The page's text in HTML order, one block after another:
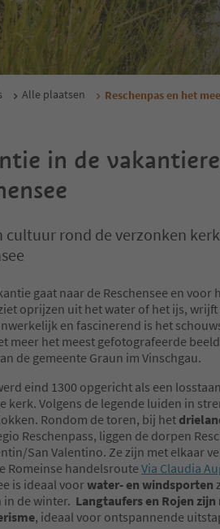
Alle plaatsen Reschenpas en het
in de
cultuur rond de verzonken
gaat naar de Reschensee en voor
oprijzen uit het water of het ijs,
en fascinerend is het
meer het meest gefotografeerde
de gemeente Graun im Vinschgau.
eind 1300 opgericht als een
kerk. Volgens de legende luiden in
Rondom de toren, bij het
Reschenpass, liggen de dorpen
San Valentino. Ze zijn met elkaar
Romeinse handelsroute Via Claudia
is ideaal voorwater- en windsporten
de winter. Langtaufers en Rojen
, ideaal voor ontspannende